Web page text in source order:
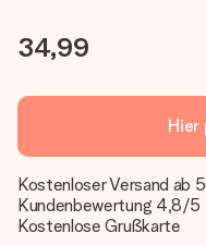
34,99
Hier
Kostenloser Versand ab
Kundenbewertung 4,8/5
Kostenlose Grußkarte